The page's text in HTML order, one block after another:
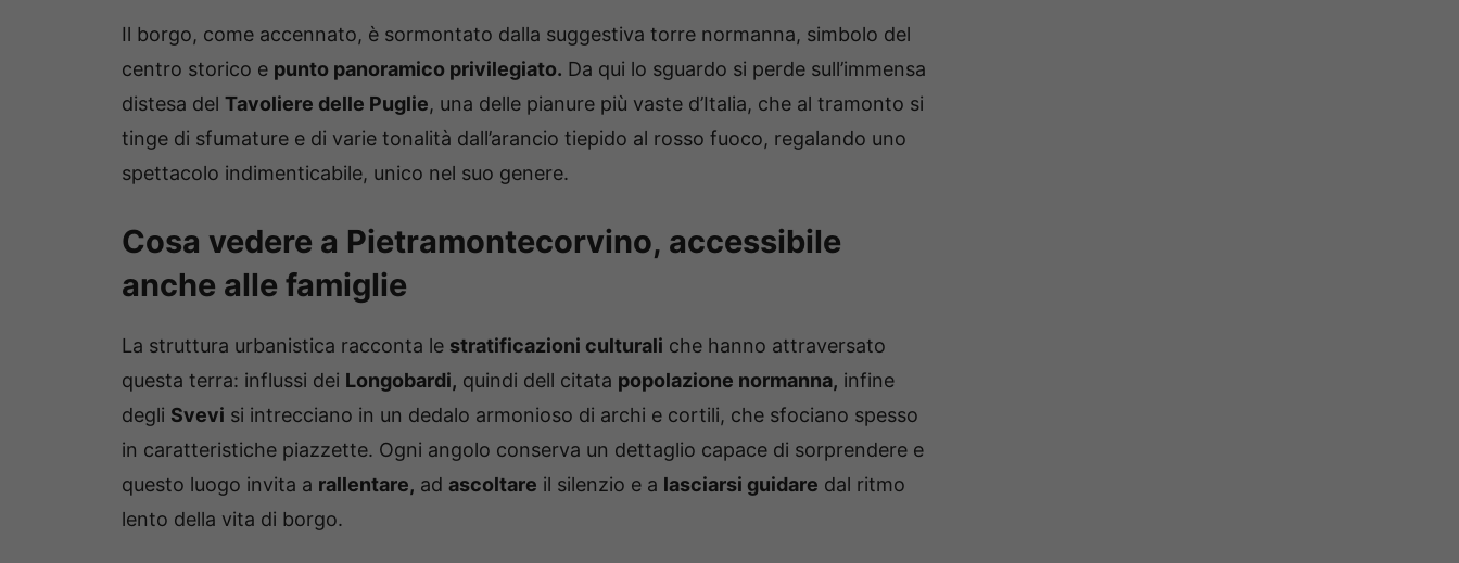
Il borgo, come accennato, è sormontato dalla suggestiva torre normanna, simbolo del
centro storico e punto panoramico privilegiato. Da qui lo sguardo si perde sull’immensa
distesa del Tavoliere delle Puglie, una delle pianure più vaste d’Italia, che al tramonto si
tinge di sfumature e di varie tonalità dall’arancio tiepido al rosso fuoco, regalando uno
spettacolo indimenticabile, unico nel suo genere.
Cosa vedere a Pietramontecorvino, accessibile
anche alle famiglie
La struttura urbanistica racconta le stratificazioni culturali che hanno attraversato
questa terra: influssi dei Longobardi, quindi dell citata popolazione normanna, infine
degli Svevi si intrecciano in un dedalo armonioso di archi e cortili, che sfociano spesso
in caratteristiche piazzette. Ogni angolo conserva un dettaglio capace di sorprendere e
questo luogo invita a rallentare, ad ascoltare il silenzio e a lasciarsi guidare dal ritmo
lento della vita di borgo.